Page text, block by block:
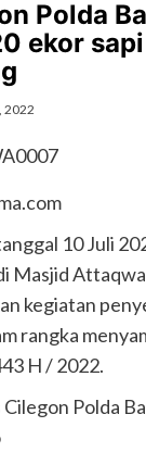
Polda
ekor
2022
10 Juli
Masjid
kegiatan
rangka
H / 2022.
Polda